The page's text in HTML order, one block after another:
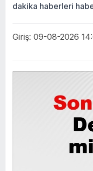
dakika haberleri
Giriş: 09-08-2026